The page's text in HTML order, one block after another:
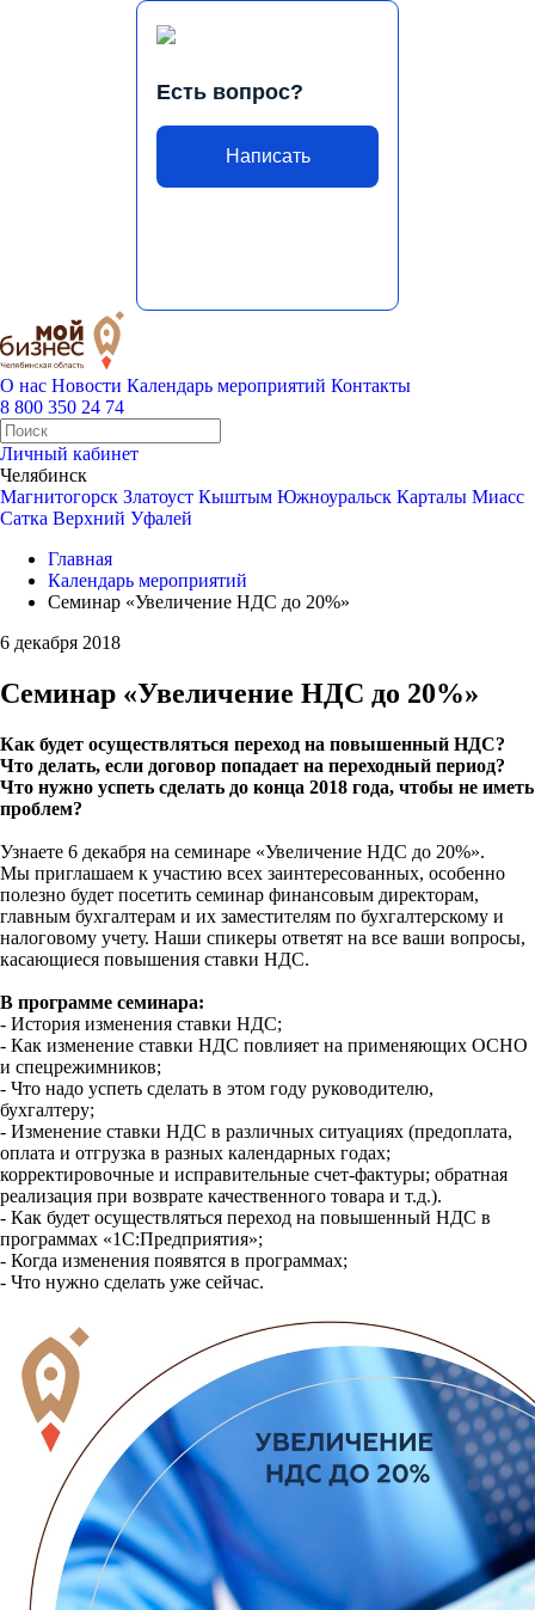
Есть вопрос?
Написать
О нас Новости Календарь мероприятий Контакты
8 800 350 24 74
Личный кабинет
Челябинск
Магнитогорск Златоуст Кыштым Южноуральск Карталы Миасс
Сатка Верхний Уфалей
Главная
Календарь мероприятий
Семинар «Увеличение НДС до 20%»
6 декабря 2018
Семинар «Увеличение НДС до 20%»
Как будет осуществляться переход на повышенный НДС?
Что делать, если договор попадает на переходный период?
Что нужно успеть сделать до конца 2018 года, чтобы не иметь
проблем?
Узнаете 6 декабря на семинаре «Увеличение НДС до 20%».
Мы приглашаем к участию всех заинтересованных, особенно
полезно будет посетить семинар финансовым директорам,
главным бухгалтерам и их заместителям по бухгалтерскому и
налоговому учету. Наши спикеры ответят на все ваши вопросы,
касающиеся повышения ставки НДС.
В программе семинара:
- История изменения ставки НДС;
- Как изменение ставки НДС повлияет на применяющих ОСНО
и спецрежимников;
- Что надо успеть сделать в этом году руководителю,
бухгалтеру;
- Изменение ставки НДС в различных ситуациях (предоплата,
оплата и отгрузка в разных календарных годах;
корректировочные и исправительные счет-фактуры; обратная
реализация при возврате качественного товара и т.д.).
- Как будет осуществляться переход на повышенный НДС в
программах «1С:Предприятия»;
- Когда изменения появятся в программах;
- Что нужно сделать уже сейчас.